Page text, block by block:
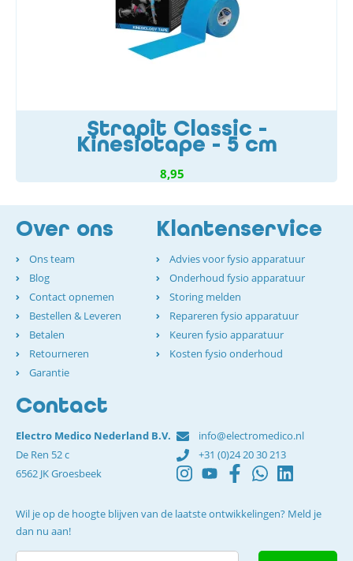
Strapit Classic -
Kinesiotape - 5 cm
8,95
Over ons
Ons team
Blog
Contact opnemen
Bestellen & Leveren
Betalen
Retourneren
Garantie
Klantenservice
Advies voor fysio apparatuur
Onderhoud fysio apparatuur
Storing melden
Repareren fysio apparatuur
Keuren fysio apparatuur
Kosten fysio onderhoud
Contact
Electro Medico Nederland B.V.
De Ren 52 c
6562 JK Groesbeek
info@electromedico.nl
+31 (0)24 20 30 213
Wil je op de hoogte blijven van de laatste ontwikkelingen? Meld je
dan nu aan!